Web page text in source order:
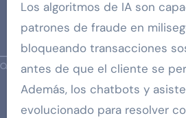
Los algoritmos de IA son
patrones de fraude en
bloqueando transacciones
antes de que el cliente se
Además, los chatbots y
evolucionado para resolver